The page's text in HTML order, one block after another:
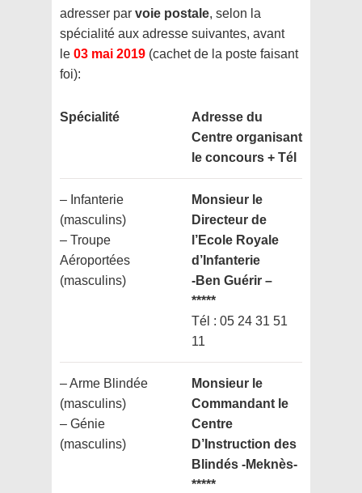
adresser par voie postale, selon la
spécialité aux adresse suivantes, avant
le 03 mai 2019 (cachet de la poste faisant
foi):
Spécialité
Adresse du
Centre organisant
le concours + Tél
– Infanterie
(masculins)
– Troupe
Aéroportées
(masculins)
Monsieur le
Directeur de
l’Ecole Royale
d’Infanterie
-Ben Guérir –
*****
Tél : 05 24 31 51
11
– Arme Blindée
(masculins)
– Génie
(masculins)
Monsieur le
Commandant le
Centre
D’Instruction des
Blindés -Meknès-
*****